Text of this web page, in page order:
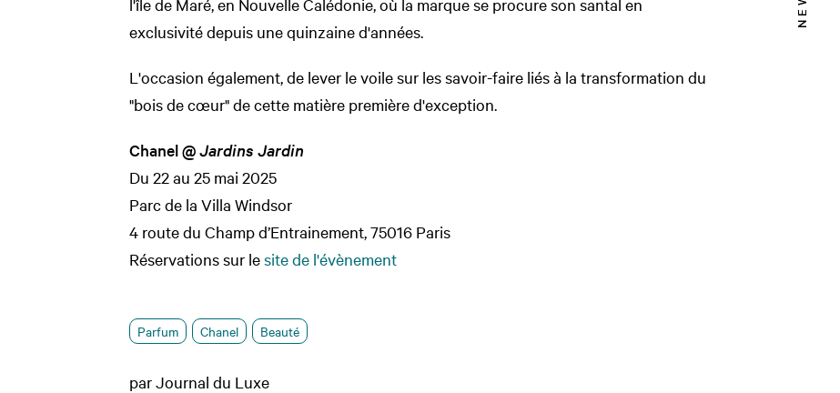
exclusivité depuis une quinzaine d'années.
L'occasion également, de lever le voile sur les savoir-faire liés à la transformation du
"bois de cœur" de cette matière première d'exception.
Chanel @Jardins Jardin
Du 22 au 25 mai 2025
Parc de la Villa Windsor
4 route du Champ d’Entrainement, 75016 Paris
Réservations sur lesite de l'évènement
Parfum Chanel Beauté
par Journal du Luxe